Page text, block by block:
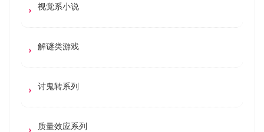
视觉系小说
解谜类游戏
讨鬼转系列
质量效应系列